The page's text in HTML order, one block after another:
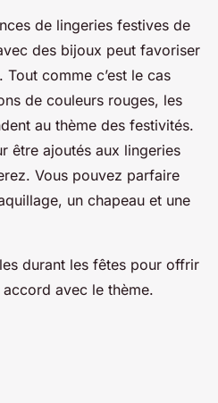
de lingeries festives de
des bijoux peut favoriser
comme c’est le cas
de couleurs rouges, les
au thème des festivités.
être ajoutés aux lingeries
Vous pouvez parfaire
un chapeau et une
durant les fêtes pour offrir
avec le thème.